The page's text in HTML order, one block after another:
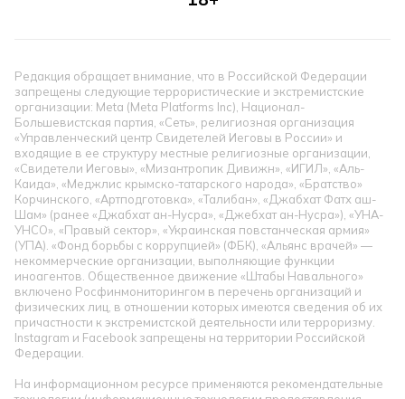
Редакция обращает внимание, что в Российской Федерации
запрещены следующие террористические и экстремистские
организации: Meta (Meta Platforms Inc), Национал-
Большевистская партия, «Сеть», религиозная организация
«Управленческий центр Свидетелей Иеговы в России» и
входящие в ее структуру местные религиозные организации,
«Свидетели Иеговы», «Мизантропик Дивижн», «ИГИЛ», «Аль-
Каида», «Меджлис крымско-татарского народа», «Братство»
Корчинского, «Артподготовка», «Талибан», «Джабхат Фатх аш-
Шам» (ранее «Джабхат ан-Нусра», «Джебхат ан-Нусра»), «УНА-
УНСО», «Правый сектор», «Украинская повстанческая армия»
(УПА). «Фонд борьбы с коррупцией» (ФБК), «Альянс врачей» —
некоммерческие организации, выполняющие функции
иноагентов. Общественное движение «Штабы Навального»
включено Росфинмониторингом в перечень организаций и
физических лиц, в отношении которых имеются сведения об их
причастности к экстремистской деятельности или терроризму.
Instagram и Facebook запрещены на территории Российской
Федерации.
На информационном ресурсе применяются рекомендательные